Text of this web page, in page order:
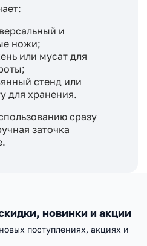
и
ножи;
или мусат для
стенд или
для хранения.
сразу
заточка
новинки и акции
поступлениях, акциях и